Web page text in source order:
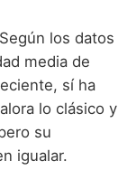
los datos
media de
sí ha
lo clásico y
su
igualar.